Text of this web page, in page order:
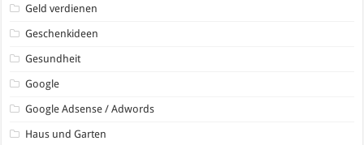
Geld verdienen
Geschenkideen
Gesundheit
Google
Google Adsense / Adwords
Haus und Garten